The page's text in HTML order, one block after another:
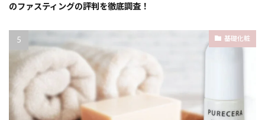
のファスティングの評判を徹底調査！
基礎化粧